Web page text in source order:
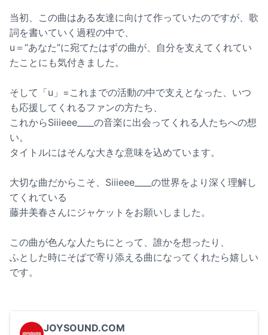
当初、この曲はある友達に向けて作っていたのですが、歌
詞を書いていく過程の中で、
u＝“あなた”に宛てたはずの曲が、自分を支えてくれてい
たことにも気付きました。
そして「u」=これまでの活動の中で支えとなった、いつ
も応援してくれるファンの方たち、
これからSiiieee____の音楽に出会ってくれる人たちへの想
い。
タイトルにはそんな大きな意味を込めています。
大切な曲だからこそ、Siiieee____の世界をより深く理解し
てくれている
藤井美春さんにジャケットをお願いしました。
この曲が色んな人たちにとって、誰かを想ったり、
ふとした時にそばで寄り添える曲になってくれたら嬉しい
です。
JOYSOUND.COM